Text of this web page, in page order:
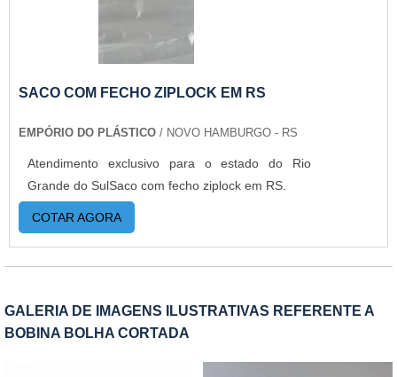
merece. Além disso, o produto oferece:
Isolamento do produto; Estrutura flexível;
Estabilidade; Resistência; Flexibilidade.SACO
PERSONALIZADO COM QUALIDADEA Empório
do Plástico passou a contratar a produção com
fábricas ainda mais modernas e custos reduzidos.
Aumentando, assim, o mix de sacos a pronta
entrega e venda fracionada, até em pequenas
quantidades. Para saber mais informações, basta
solicitar um orçamento. .
SACO COM FECHO ZIPLOCK EM RS
EMPÓRIO DO PLÁSTICO / NOVO HAMBURGO - RS
Atendimento exclusivo para o estado do Rio
Grande do SulSaco com fecho ziplock em RS.
COTAR AGORA
GALERIA DE IMAGENS ILUSTRATIVAS REFERENTE A
BOBINA BOLHA CORTADA